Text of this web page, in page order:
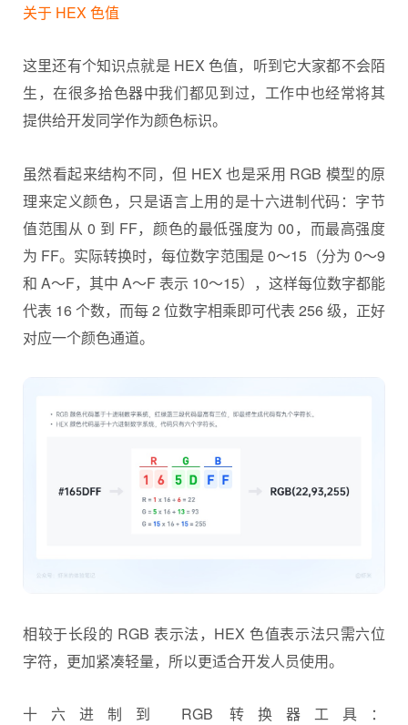
关于 HEX 色值
这里还有个知识点就是 HEX 色值，听到它大家都不会陌
生，在很多拾色器中我们都见到过，工作中也经常将其
提供给开发同学作为颜色标识。
虽然看起来结构不同，但 HEX 也是采用 RGB 模型的原
理来定义颜色，只是语言上用的是十六进制代码：字节
值范围从 0 到 FF，颜色的最低强度为 00，而最高强度
为 FF。实际转换时，每位数字范围是 0～15（分为 0～9
和 A～F，其中 A～F 表示 10～15），这样每位数字都能
代表 16 个数，而每 2 位数字相乘即可代表 256 级，正好
对应一个颜色通道。
相较于长段的 RGB 表示法，HEX 色值表示法只需六位
字符，更加紧凑轻量，所以更适合开发人员使用。
十六进制到 RGB 转换器工具：